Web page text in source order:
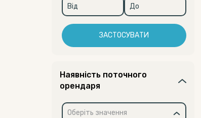
ЗАСТОСУВАТИ
Наявність поточного
орендаря
Оберіть значення